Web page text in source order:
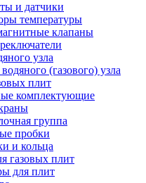
и датчики
температуры
клапаны
узла
(газового) узла
плит
комплектующие
группа
пробки
и кольца
газовых плит
для плит